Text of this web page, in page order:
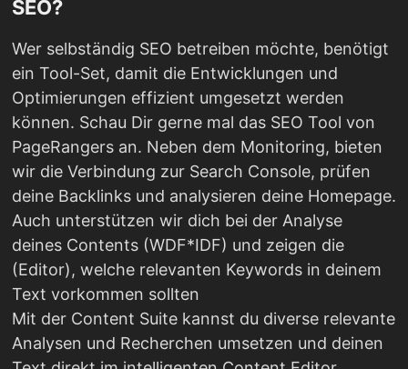
SEO?
Wer selbständig SEO betreiben möchte, benötigt
ein Tool-Set, damit die Entwicklungen und
Optimierungen effizient umgesetzt werden
können. Schau Dir gerne mal das SEO Tool von
PageRangers an. Neben dem Monitoring, bieten
wir die Verbindung zur Search Console, prüfen
deine Backlinks und analysieren deine Homepage.
Auch unterstützen wir dich bei der Analyse
deines Contents (WDF*IDF) und zeigen die
(Editor), welche relevanten Keywords in deinem
Text vorkommen sollten
Mit der Content Suite kannst du diverse relevante
Analysen und Recherchen umsetzen und deinen